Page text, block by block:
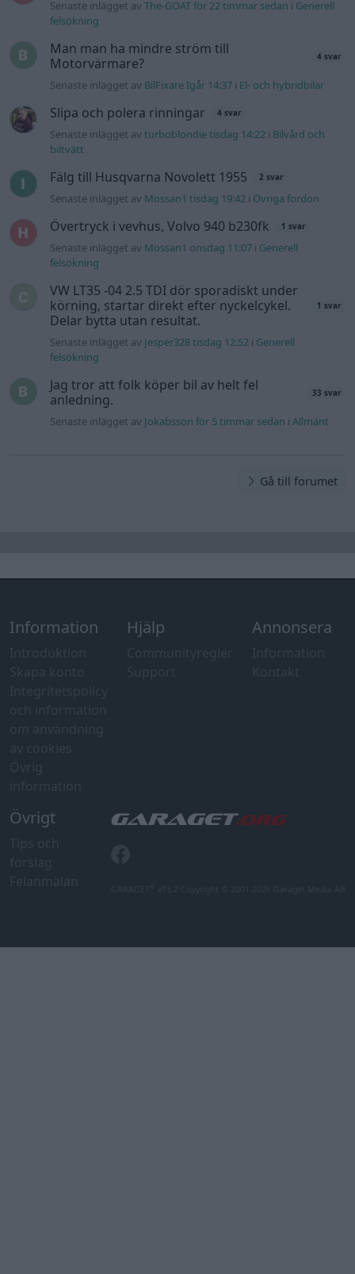
Senaste inlägget avThe-GOAT för 22 timmar sedan i Generell
felsökning
Man man ha mindre ström till
Motorvärmare?
4 svar
Senaste inlägget av BilFixare Igår 14:37 i El- och hybridbilar
Slipa och polera rinningar 4 svar
Senaste inlägget avturboblondie tisdag 14:22 i Bilvård och
biltvätt
Fälg till Husqvarna Novolett 1955 2 svar
Senaste inlägget av Mossan1 tisdag 19:42 i Övriga fordon
Övertryck i vevhus, Volvo 940 b230fk 1 svar
Senaste inlägget av Mossan1 onsdag 11:07 i Generell
felsökning
VW LT35 -04 2.5 TDI dör sporadiskt under
körning, startar direkt efter nyckelcykel.
Delar bytta utan resultat.
1 svar
Senaste inlägget av Jesper328 tisdag 12:52 i Generell
felsökning
Jag tror att folk köper bil av helt fel
anledning.
33 svar
Senaste inlägget av Jokabsson för 5 timmar sedan iAllmänt
Gå till forumet
Information Hjälp Annonsera
Övrigt